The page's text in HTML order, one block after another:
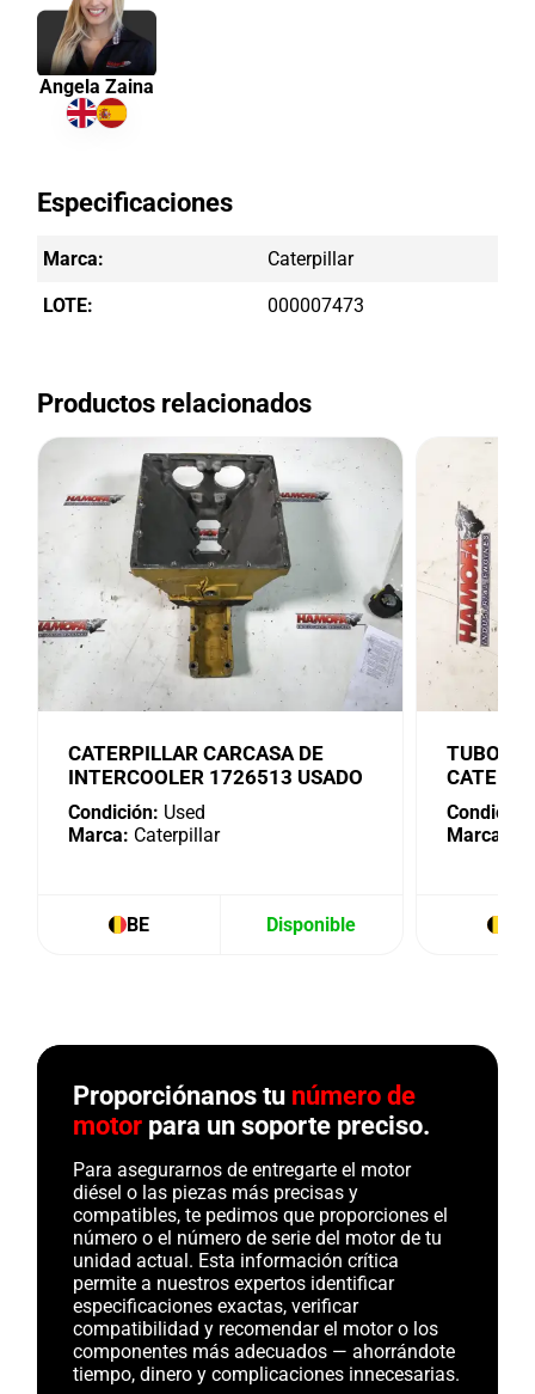
Angela Zaina
Especificaciones
Marca: Caterpillar
LOTE: 000007473
Productos relacionados
CATERPILLAR CARCASA DE
INTERCOOLER 1726513 USADO
Condición: Used
Marca: Caterpillar
BE Disponible
TUBO
Marca:
Proporciónanos tu número de
motor para un soporte preciso.
Para asegurarnos de entregarte el motor
diésel o las piezas más precisas y
compatibles, te pedimos que proporciones el
número o el número de serie del motor de tu
unidad actual. Esta información crítica
permite a nuestros expertos identificar
especificaciones exactas, verificar
compatibilidad y recomendar el motor o los
componentes más adecuados — ahorrándote
tiempo, dinero y complicaciones innecesarias.